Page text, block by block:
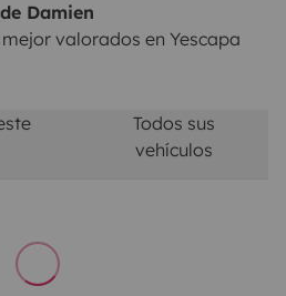
Damien
valorados en Yescapa
Todos sus
vehículos